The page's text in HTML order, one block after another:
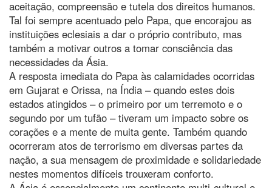
aceitação, compreensão e tutela dos direitos humanos.
Tal foi sempre acentuado pelo Papa, que encorajou as
instituições eclesiais a dar o próprio contributo, mas
também a motivar outros a tomar consciência das
necessidades da Ásia.
A resposta imediata do Papa às calamidades ocorridas
em Gujarat e Orissa, na Índia – quando estes dois
estados atingidos – o primeiro por um terremoto e o
segundo por um tufão – tiveram um impacto sobre os
corações e a mente de muita gente. Também quando
ocorreram atos de terrorismo em diversas partes da
nação, a sua mensagem de proximidade e solidariedade
nestes momentos difíceis trouxeram conforto.